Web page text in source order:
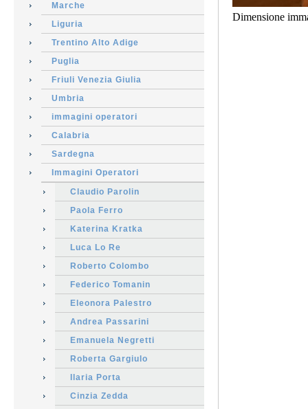
Marche
Liguria
Trentino Alto Adige
Puglia
Friuli Venezia Giulia
Umbria
immagini operatori
Calabria
Sardegna
Immagini Operatori
Claudio Parolin
Paola Ferro
Katerina Kratka
Luca Lo Re
Roberto Colombo
Federico Tomanin
Eleonora Palestro
Andrea Passarini
Emanuela Negretti
Roberta Gargiulo
Ilaria Porta
Cinzia Zedda
Dimensione